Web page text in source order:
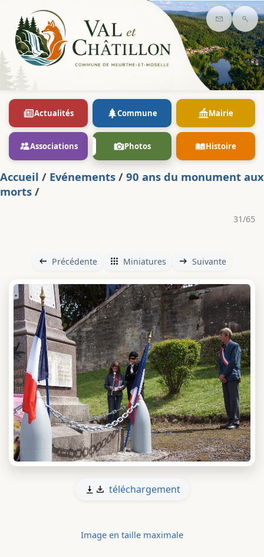
Contact
Actualités Commune Mairie
Associations Photos Histoire
Accueil / Evénements / 90 ans du monument aux
morts /
31/65
Précédente Miniatures Suivante
téléchargement
Image en taille maximale